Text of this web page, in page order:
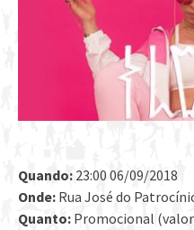
Quando: 23:00 06/09/2018
Onde: Rua José do
Quanto: Promocional (valor